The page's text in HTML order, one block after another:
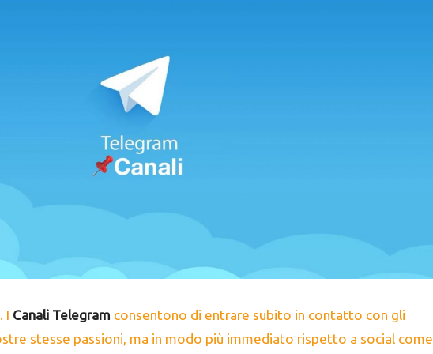
I Canali Telegram consentono di entrare subito in contatto con gli
stesse passioni, ma in modo più immediato rispetto a social come